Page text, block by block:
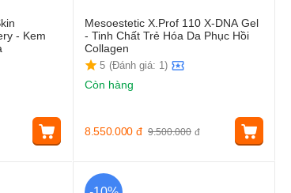
- Kem
Mesoestetic X.Prof 110 X-DNA Gel
- Tinh Chất Trẻ Hóa Da Phục Hồi
Collagen
5 (Đánh giá: 1)
Còn hàng
9.500.000 đ
8.550.000 đ